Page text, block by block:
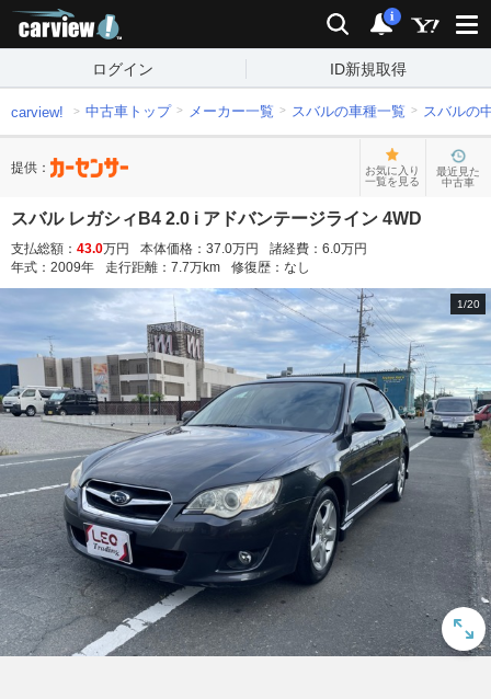
検索 通知
i
ログイン ID新規取得
carview! 中古車トップ メーカー一覧 スバルの車種一覧 スバルの
提供：
お気に入り
一覧を見る
最近見た
中古車
スバル レガシィB4 2.0 i アドバンテージライン 4WD
支払総額： 43.0万円 本体価格： 37.0万円 諸経費： 6.0万円
年式： 2009年 走行距離： 7.7万km 修復歴： なし
1/20